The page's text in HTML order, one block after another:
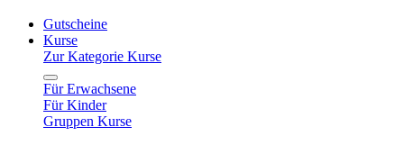
Gutscheine
Kurse
Zur Kategorie Kurse
Für Erwachsene
Für Kinder
Gruppen Kurse